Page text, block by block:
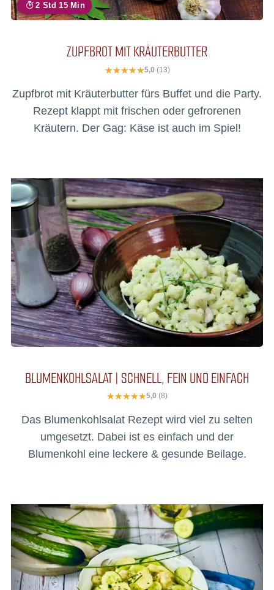
2 Std 15 Min
ZUPFBROT MIT KRÄUTERBUTTER
5,0 (13)
Zupfbrot mit Kräuterbutter fürs Buffet und die Party.
Rezept klappt mit frischen oder gefrorenen
Kräutern. Der Gag: Käse ist auch im Spiel!
BLUMENKOHLSALAT | SCHNELL, FEIN UND EINFACH
5,0 (8)
Das Blumenkohlsalat Rezept wird viel zu selten
umgesetzt. Dabei ist es einfach und der
Blumenkohl eine leckere & gesunde Beilage.